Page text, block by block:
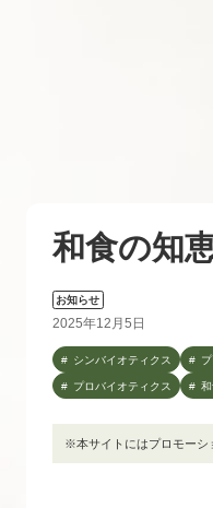
和食の知
お知らせ
2025年12月5日
シンバイオティクス
プロバイオティクス
※本サイトにはプロモーシ